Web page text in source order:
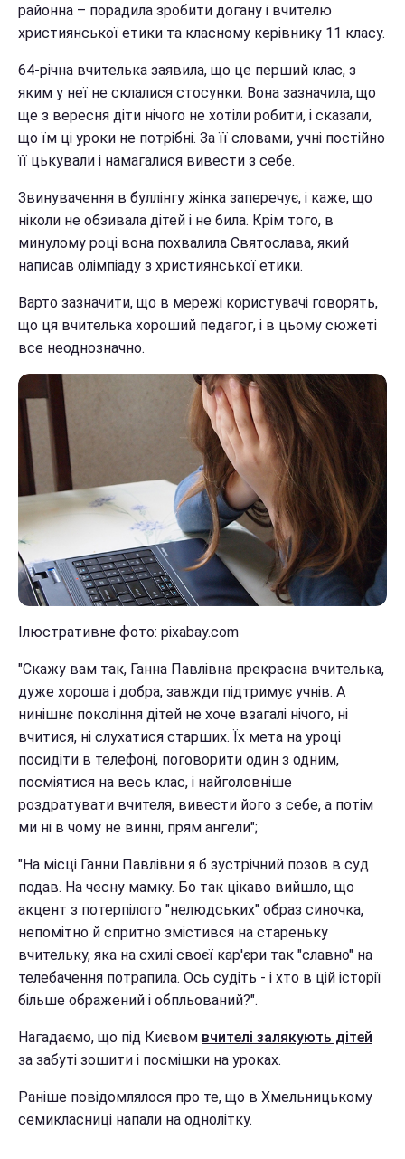
районна – порадила зробити догану і вчителю
християнської етики та класному керівнику 11 класу.
64-річна вчителька заявила, що це перший клас, з
яким у неї не склалися стосунки. Вона зазначила, що
ще з вересня діти нічого не хотіли робити, і сказали,
що їм ці уроки не потрібні. За її словами, учні постійно
її цькували і намагалися вивести з себе.
Звинувачення в буллінгу жінка заперечує, і каже, що
ніколи не обзивала дітей і не била. Крім того, в
минулому році вона похвалила Святослава, який
написав олімпіаду з християнської етики.
Варто зазначити, що в мережі користувачі говорять,
що ця вчителька хороший педагог, і в цьому сюжеті
все неоднозначно.
Ілюстративне фото: pixabay.com
"Скажу вам так, Ганна Павлівна прекрасна вчителька,
дуже хороша і добра, завжди підтримує учнів. А
нинішнє покоління дітей не хоче взагалі нічого, ні
вчитися, ні слухатися старших. Їх мета на уроці
посидіти в телефоні, поговорити один з одним,
посміятися на весь клас, і найголовніше
роздратувати вчителя, вивести його з себе, а потім
ми ні в чому не винні, прям ангели";
"На місці Ганни Павлівни я б зустрічний позов в суд
подав. На чесну мамку. Бо так цікаво вийшло, що
акцент з потерпілого "нелюдських" образ синочка,
непомітно й спритно змістився на стареньку
вчительку, яка на схилі своєї кар'єри так "славно" на
телебачення потрапила. Ось судіть - і хто в цій історії
більше ображений і обпльований?".
Нагадаємо, що під Києвом вчителі залякують дітей
за забуті зошити і посмішки на уроках.
Раніше повідомлялося про те, що в Хмельницькому
семикласниці напали на однолітку.